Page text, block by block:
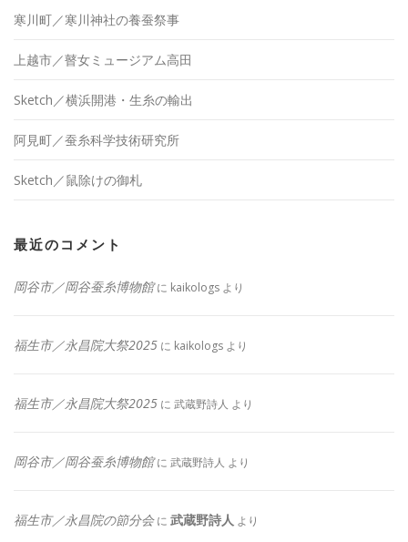
寒川町／寒川神社の養蚕祭事
上越市／瞽女ミュージアム高田
Sketch／横浜開港・生糸の輸出
阿見町／蚕糸科学技術研究所
Sketch／鼠除けの御札
最近のコメント
岡谷市／岡谷蚕糸博物館に kaikologs より
福生市／永昌院大祭2025 に kaikologs より
福生市／永昌院大祭2025 に 武蔵野詩人 より
岡谷市／岡谷蚕糸博物館に 武蔵野詩人 より
福生市／永昌院の節分会に 武蔵野詩人 より